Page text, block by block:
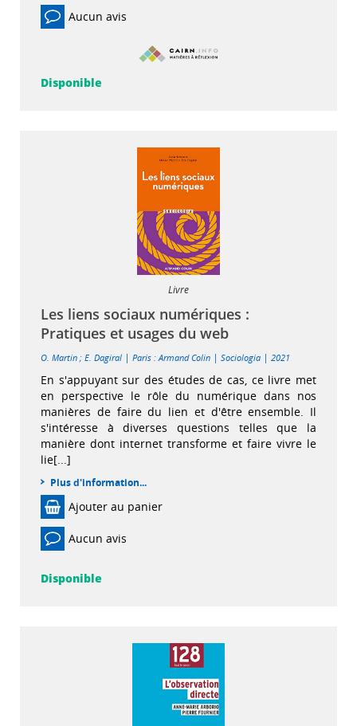
Aucun avis
Disponible
Livre
Les liens sociaux numériques :
Pratiques et usages du web
O. Martin ; E. Dagiral | Paris : Armand Colin | Sociologia | 2021
En s'appuyant sur des études de cas, ce livre met
en perspective le rôle du numérique dans nos
manières de faire du lien et d'être ensemble. Il
s'intéresse à diverses questions telles que la
manière dont internet transforme et faire vivre le
lie[...]
Plus d'information...
Ajouter au panier
Aucun avis
Disponible